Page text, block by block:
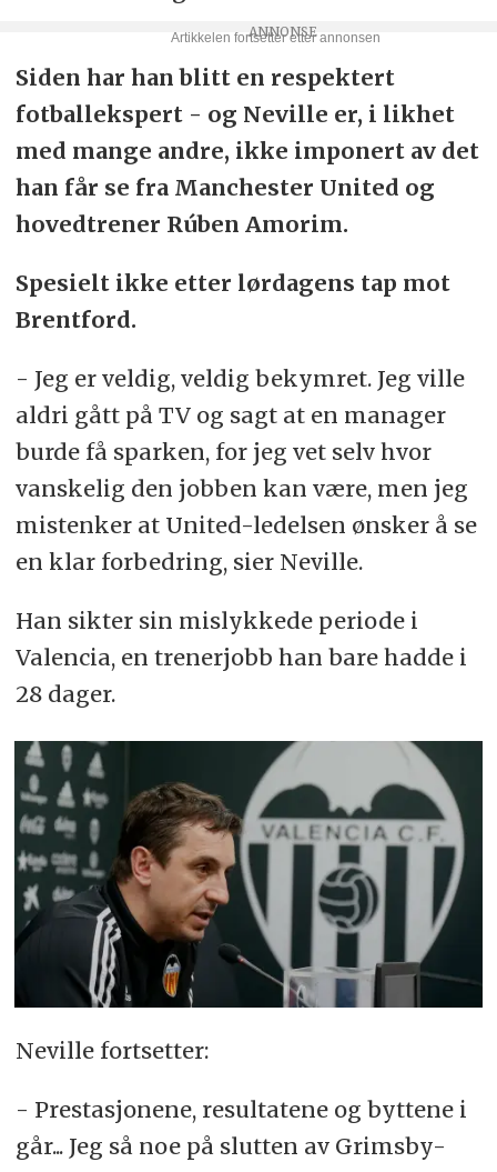
Siden har han blitt en respektert
fotballekspert - og Neville er, i likhet
med mange andre, ikke imponert av det
han får se fra Manchester United og
hovedtrener Rúben Amorim.
Spesielt ikke etter lørdagens tap mot
Brentford.
- Jeg er veldig, veldig bekymret. Jeg ville
aldri gått på TV og sagt at en manager
burde få sparken, for jeg vet selv hvor
vanskelig den jobben kan være, men jeg
mistenker at United-ledelsen ønsker å se
en klar forbedring, sier Neville.
Han sikter sin mislykkede periode i
Valencia, en trenerjobb han bare hadde i
28 dager.
Neville fortsetter:
- Prestasjonene, resultatene og byttene i
går... Jeg så noe på slutten av Grimsby-